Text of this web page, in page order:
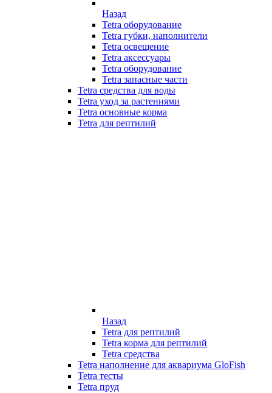
Назад
Tetra оборудование
Tetra губки, наполнители
Tetra освещение
Tetra аксессуары
Tetra оборудование
Tetra запасные части
Tetra средства для воды
Tetra уход за растениями
Tetra основные корма
Tetra для рептилий
Назад
Tetra для рептилий
Tetra корма для рептилий
Tetra средства
Tetra наполнение для аквариума GloFish
Tetra тесты
Tetra пруд